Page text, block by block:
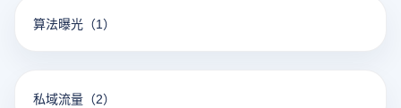
算法曝光 （1）
私域流量 （2）